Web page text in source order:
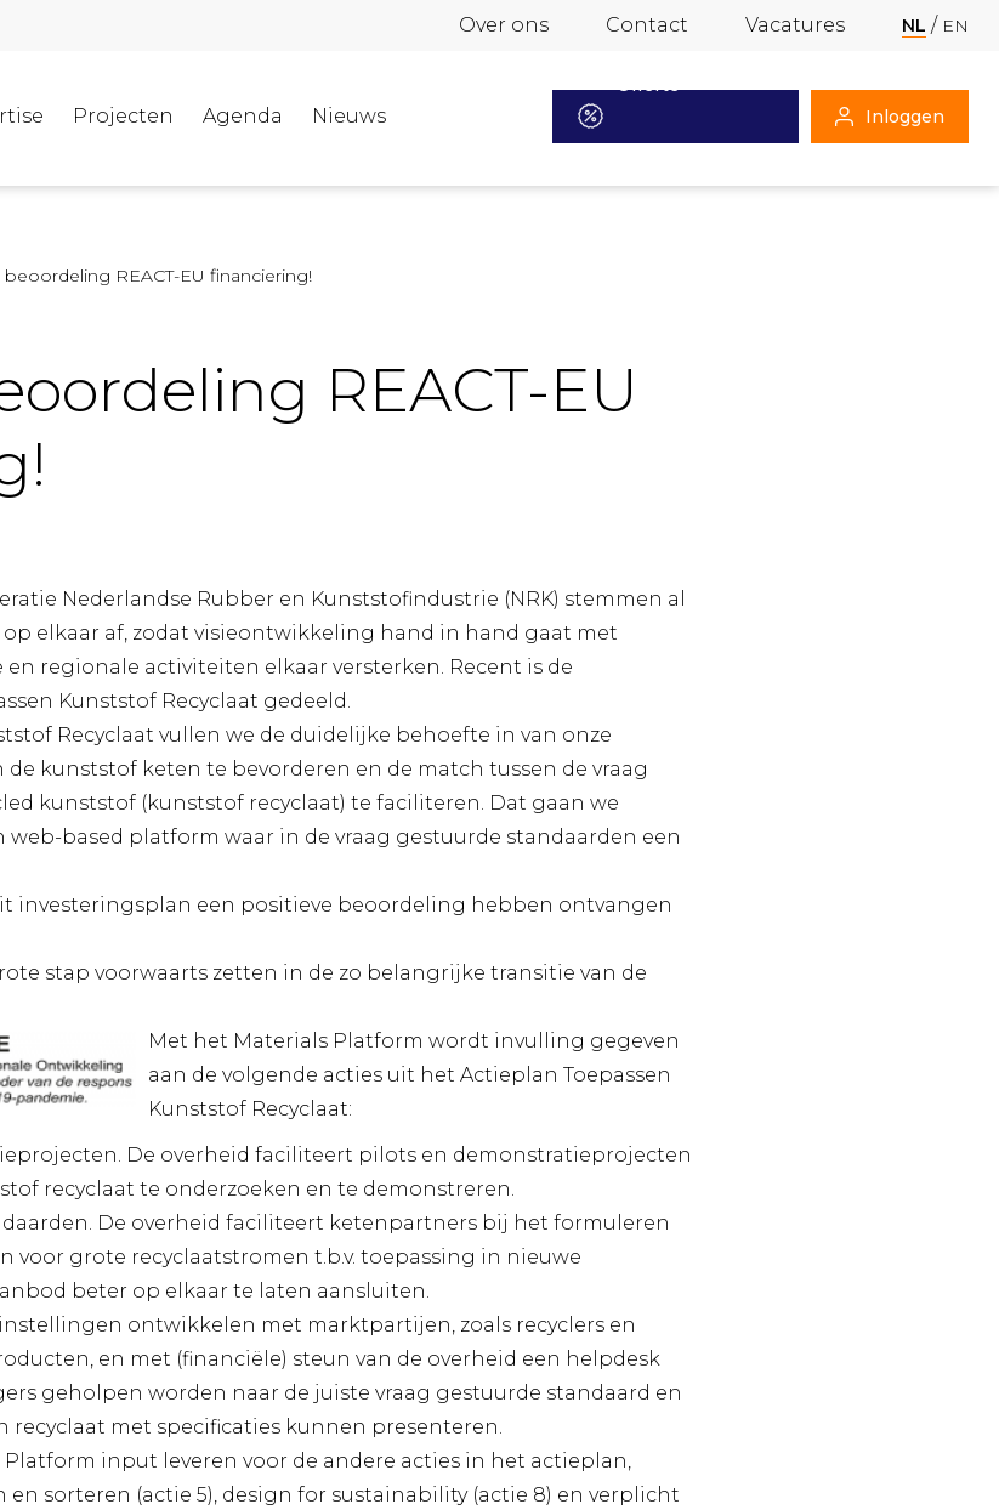
Over ons Contact Vacatures NL EN
Projecten Agenda Nieuws
Offerte
aanvragen
Inloggen
beoordeling REACT-EU financiering!
REACT-EU
Nederlandse Rubber en Kunststofindustrie (NRK) stemmen al
elkaar af, zodat visieontwikkeling hand in hand gaat met
regionale activiteiten elkaar versterken. Recent is de
Kunststof Recyclaat gedeeld.
Recyclaat vullen we de duidelijke behoefte in van onze
kunststof keten te bevorderen en de match tussen de vraag
kunststof (kunststof recyclaat) te faciliteren. Dat gaan we
web-based platform waar in de vraag gestuurde standaarden een
investeringsplan een positieve beoordeling hebben ontvangen
stap voorwaarts zetten in de zo belangrijke transitie van de
Met het Materials Platform wordt invulling gegeven
aan de volgende acties uit het Actieplan Toepassen
Kunststof Recyclaat:
De overheid faciliteert pilots en demonstratieprojecten
recyclaat te onderzoeken en te demonstreren.
De overheid faciliteert ketenpartners bij het formuleren
voor grote recyclaatstromen t.b.v. toepassing in nieuwe
beter op elkaar te laten aansluiten.
ontwikkelen met marktpartijen, zoals recyclers en
en met (financiële) steun van de overheid een helpdesk
geholpen worden naar de juiste vraag gestuurde standaard en
recyclaat met specificaties kunnen presenteren.
input leveren voor de andere acties in het actieplan,
sorteren (actie 5), design for sustainability (actie 8) en verplicht